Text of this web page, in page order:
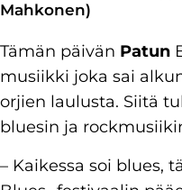
Mahkonen)
Tämän päivän Patun
musiikki joka sai
orjien laulusta. Siitä
bluesin ja
– Kaikessa soi blues,